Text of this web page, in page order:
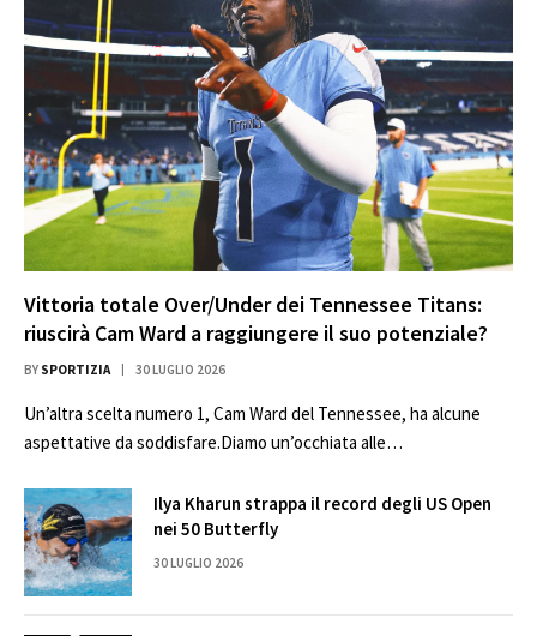
Vittoria totale Over/Under dei Tennessee Titans:
riuscirà Cam Ward a raggiungere il suo potenziale?
BY SPORTIZIA 30 LUGLIO 2026
Un’altra scelta numero 1, Cam Ward del Tennessee, ha alcune
aspettative da soddisfare.Diamo un’occhiata alle…
Ilya Kharun strappa il record degli US Open
nei 50 Butterfly
30 LUGLIO 2026